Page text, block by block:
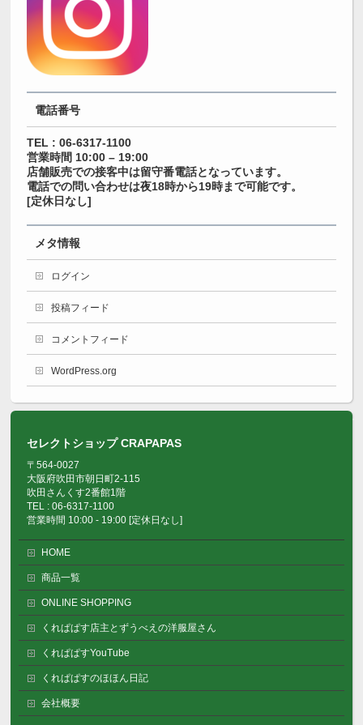
電話番号
TEL : 06-6317-1100
営業時間 10:00 – 19:00
店舗販売での接客中は留守番電話となっています。
電話での問い合わせは夜18時から19時まで可能です。
[定休日なし]
メタ情報
ログイン
投稿フィード
コメントフィード
WordPress.org
セレクトショップ CRAPAPAS
〒564-0027
大阪府吹田市朝日町2-115
吹田さんくす2番館1階
TEL : 06-6317-1100
営業時間 10:00 - 19:00 [定休日なし]
HOME
商品一覧
ONLINE SHOPPING
くれぱぱす店主とずうべえの洋服屋さん
くれぱぱすYouTube
くれぱぱすのほほん日記
会社概要